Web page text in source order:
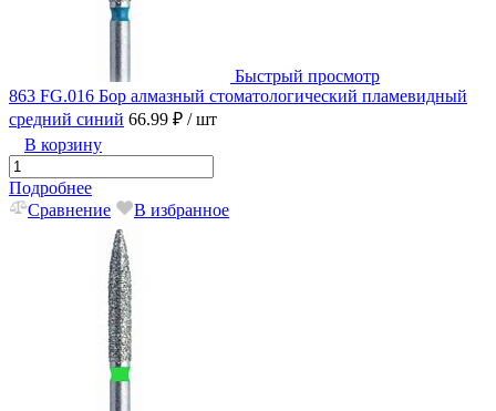
Быстрый просмотр
863 FG.016 Бор алмазный стоматологический пламевидный
средний синий 66.99 ₽ / шт
В корзину
Подробнее
Сравнение
В избранное